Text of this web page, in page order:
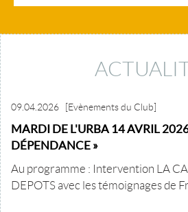
09.04.2026 [Evènements du Club]
MARDI DE L'URBA 14 AVRIL
DÉPENDANCE »
Au programme : Intervention LA
DEPOTS avec les témoignages de